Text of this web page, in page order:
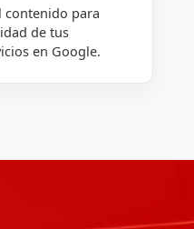
contenido para
de tus
en Google.